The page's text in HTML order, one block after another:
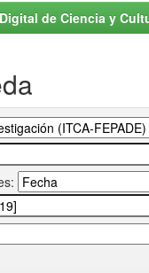
de Ciencia y